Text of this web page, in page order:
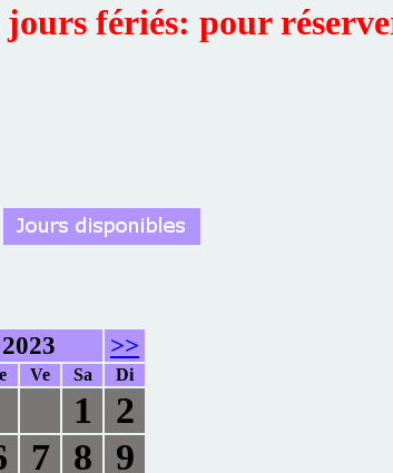
fériés: pour
>>
Ve Sa Di
1
2
7 8
9